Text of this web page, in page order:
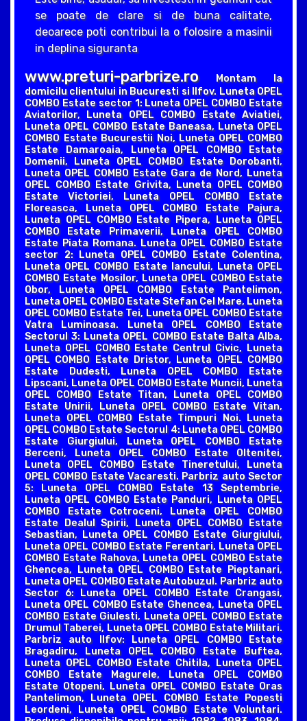
se poate de clare si de buna calitate,
deoarece poti contribui la o folosire a masinii
in deplina siguranta
www.preturi-parbrize.roMontam la
domicilu clientului in Bucuresti si Ilfov. Luneta OPEL
COMBO Estate sector 1: Luneta OPEL COMBO Estate
Aviatorilor, Luneta OPEL COMBO Estate Aviatiei,
Luneta OPEL COMBO Estate Baneasa, Luneta OPEL
COMBO Estate Bucurestii Noi, Luneta OPEL COMBO
Estate Damaroaia, Luneta OPEL COMBO Estate
Domenii, Luneta OPEL COMBO Estate Dorobanti,
Luneta OPEL COMBO Estate Gara de Nord, Luneta
OPEL COMBO Estate Grivita, Luneta OPEL COMBO
Estate Victoriei, Luneta OPEL COMBO Estate
Floreasca, Luneta OPEL COMBO Estate Pajura,
Luneta OPEL COMBO Estate Pipera, Luneta OPEL
COMBO Estate Primaverii, Luneta OPEL COMBO
Estate Piata Romana. Luneta OPEL COMBO Estate
sector 2: Luneta OPEL COMBO Estate Colentina,
Luneta OPEL COMBO Estate Iancului, Luneta OPEL
COMBO Estate Mosilor, Luneta OPEL COMBO Estate
Obor, Luneta OPEL COMBO Estate Pantelimon,
Luneta OPEL COMBO Estate Stefan Cel Mare, Luneta
OPEL COMBO Estate Tei, Luneta OPEL COMBO Estate
Vatra Luminoasa. Luneta OPEL COMBO Estate
Sectorul 3: Luneta OPEL COMBO Estate Balta Alba,
Luneta OPEL COMBO Estate Centrul Civic, Luneta
OPEL COMBO Estate Dristor, Luneta OPEL COMBO
Estate Dudesti, Luneta OPEL COMBO Estate
Lipscani, Luneta OPEL COMBO Estate Muncii, Luneta
OPEL COMBO Estate Titan, Luneta OPEL COMBO
Estate Unirii, Luneta OPEL COMBO Estate Vitan,
Luneta OPEL COMBO Estate Timpuri Noi. Luneta
OPEL COMBO Estate Sectorul 4: Luneta OPEL COMBO
Estate Giurgiului, Luneta OPEL COMBO Estate
Berceni, Luneta OPEL COMBO Estate Oltenitei,
Luneta OPEL COMBO Estate Tineretului, Luneta
OPEL COMBO Estate Vacaresti. Parbriz auto Sector
5: Luneta OPEL COMBO Estate 13 Septembrie,
Luneta OPEL COMBO Estate Panduri, Luneta OPEL
COMBO Estate Cotroceni, Luneta OPEL COMBO
Estate Dealul Spirii, Luneta OPEL COMBO Estate
Sebastian, Luneta OPEL COMBO Estate Giurgiului,
Luneta OPEL COMBO Estate Ferentari, Luneta OPEL
COMBO Estate Rahova, Luneta OPEL COMBO Estate
Ghencea, Luneta OPEL COMBO Estate Pieptanari,
Luneta OPEL COMBO Estate Autobuzul. Parbriz auto
Sector 6: Luneta OPEL COMBO Estate Crangasi,
Luneta OPEL COMBO Estate Ghencea, Luneta OPEL
COMBO Estate Giulesti, Luneta OPEL COMBO Estate
Drumul Taberei, Luneta OPEL COMBO Estate Militari.
Parbriz auto Ilfov: Luneta OPEL COMBO Estate
Bragadiru, Luneta OPEL COMBO Estate Buftea,
Luneta OPEL COMBO Estate Chitila, Luneta OPEL
COMBO Estate Magurele, Luneta OPEL COMBO
Estate Otopeni, Luneta OPEL COMBO Estate Oras
Pantelimon, Luneta OPEL COMBO Estate Popesti
Leordeni, Luneta OPEL COMBO Estate Voluntari.